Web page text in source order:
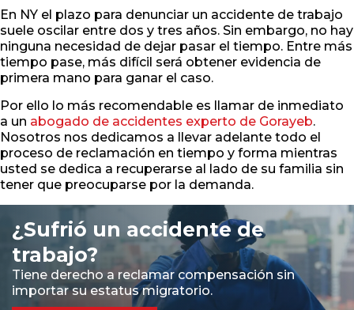
En NY el plazo para denunciar un accidente de trabajo
suele oscilar entre dos y tres años. Sin embargo, no hay
ninguna necesidad de dejar pasar el tiempo. Entre más
tiempo pase, más difícil será obtener evidencia de
primera mano para ganar el caso.
Por ello lo más recomendable es llamar de inmediato
a un abogado de accidentes experto de Gorayeb.
Nosotros nos dedicamos a llevar adelante todo el
proceso de reclamación en tiempo y forma mientras
usted se dedica a recuperarse al lado de su familia sin
tener que preocuparse por la demanda.
¿Sufrió un accidente de
trabajo?
Tiene derecho a reclamar compensación sin
importar su estatus migratorio.